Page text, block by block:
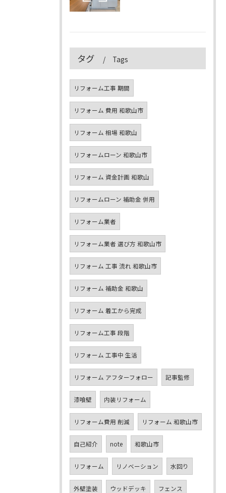
タグ Tags
リフォーム工事 期間
リフォーム 費用 和歌山市
リフォーム 相場 和歌山
リフォームローン 和歌山市
リフォーム 資金計画 和歌山
リフォームローン 補助金 併用
リフォーム業者
リフォーム業者 選び方 和歌山市
リフォーム 工事 流れ 和歌山市
リフォーム 補助金 和歌山
リフォーム 着工から完成
リフォーム工事 段階
リフォーム 工事中 生活
リフォーム アフターフォロー 記事監修
漆喰壁 内装リフォーム
リフォーム費用 削減 リフォーム 和歌山市
自己紹介 note 和歌山市
リフォーム リノベーション 水回り
外壁塗装 ウッドデッキ フェンス